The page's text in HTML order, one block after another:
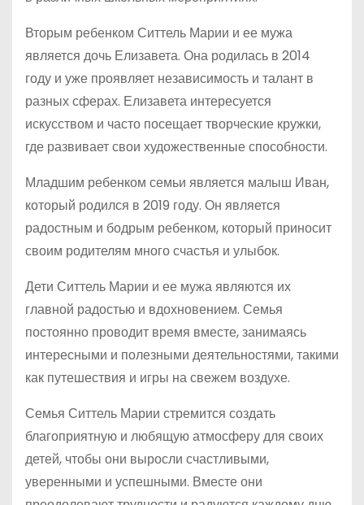
Вторым ребенком Ситтель Марии и ее мужа
является дочь Елизавета. Она родилась в 2014
году и уже проявляет независимость и талант в
разных сферах. Елизавета интересуется
искусством и часто посещает творческие кружки,
где развивает свои художественные способности.
Младшим ребенком семьи является малыш Иван,
который родился в 2019 году. Он является
радостным и бодрым ребенком, который приносит
своим родителям много счастья и улыбок.
Дети Ситтель Марии и ее мужа являются их
главной радостью и вдохновением. Семья
постоянно проводит время вместе, занимаясь
интересными и полезными деятельностями, такими
как путешествия и игры на свежем воздухе.
Семья Ситтель Марии стремится создать
благоприятную и любящую атмосферу для своих
детей, чтобы они выросли счастливыми,
уверенными и успешными. Вместе они